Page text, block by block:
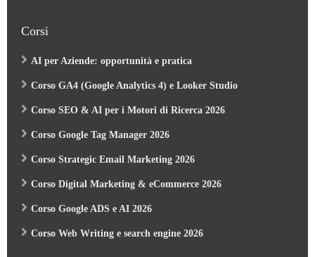
Corsi
AI per Aziende: opportunità e pratica
Corso GA4 (Google Analytics 4) e Looker Studio
Corso SEO & AI per i Motori di Ricerca 2026
Corso Google Tag Manager 2026
Corso Strategic Email Marketing 2026
Corso Digital Marketing & eCommerce 2026
Corso Google ADS e AI 2026
Corso Web Writing e search engine 2026